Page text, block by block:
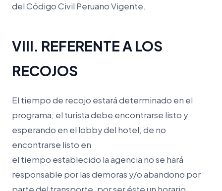
del Código Civil Peruano Vigente.
VIII. REFERENTE A LOS
RECOJOS
El tiempo de recojo estará determinado en el
programa; el turista debe encontrarse listo y
esperando en el lobby del hotel, de no
encontrarse listo en
el tiempo establecido la agencia no se hará
responsable por las demoras y/o abandono por